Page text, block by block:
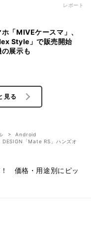
レポート
「MIVEケースマ」、
Style」で販売開始
展示も
見る
Android
DESIGN「Mate RS」ハンズオ
価格・用途別にピッ